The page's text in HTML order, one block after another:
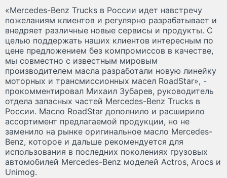
«Mercedes-Benz Trucks в России идет навстречу
пожеланиям клиентов и регулярно разрабатывает и
внедряет различные новые сервисы и продукты. С
целью поддержать наших клиентов интересным по
цене предложением без компромиссов в качестве,
мы совместно с известным мировым
производителем масла разработали новую линейку
моторных и трансмиссионных масел RoadStar», -
прокомментировал Михаил Зубарев, руководитель
отдела запасных частей Mercedes-Benz Trucks в
России. Масло RoadStar дополнило и расширило
ассортимент предлагаемой продукции, но не
заменило на рынке оригинальное масло Mercedes-
Benz, которое и дальше рекомендуется для
использования в последних поколениях грузовых
автомобилей Mercedes-Benz моделей Actros, Arocs и
Unimog.